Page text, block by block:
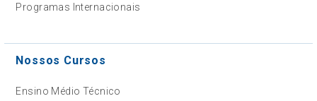
Programas Internacionais
Nossos Cursos
Ensino Médio Técnico